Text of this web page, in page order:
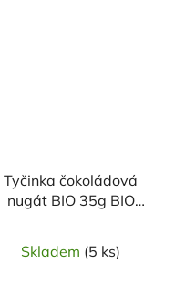
Tyčinka čokoládová
nugát BIO 35g BIO
Skladem (5 ks)